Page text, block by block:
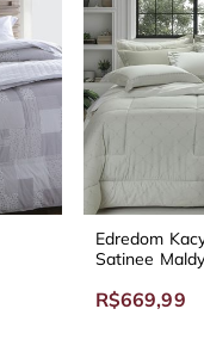
Edredom
Satinee
R$669,99